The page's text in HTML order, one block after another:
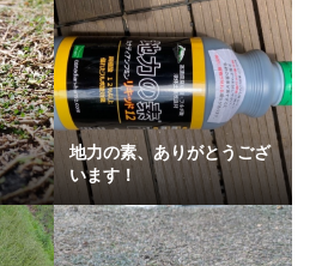
地力の素、ありがとうござ
います！